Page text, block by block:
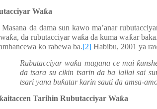
Waƙa
Masana da dama sun kawo ma’anar
ƙa, da rubutacciyar waƙa da kuma waƙar
ko rabewa ba.[2] Habibu, 2001 ya
Rubutacciyar waƙa magana ce maiƙ
da tsara su cikin tsarin da ba lallai sai
tsari yana buƙatar karin sauti da amsa-
aitaccen Tarihin Rubutacciyar Waƙa